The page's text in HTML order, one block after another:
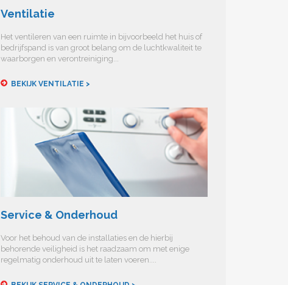
Ventilatie
Het ventileren van een ruimte in bijvoorbeeld het huis of
bedrijfspand is van groot belang om de luchtkwaliteit te
waarborgen en verontreiniging...
BEKIJK VENTILATIE >
Service & Onderhoud
Voor het behoud van de installaties en de hierbij
behorende veiligheid is het raadzaam om met enige
regelmatig onderhoud uit te laten voeren....